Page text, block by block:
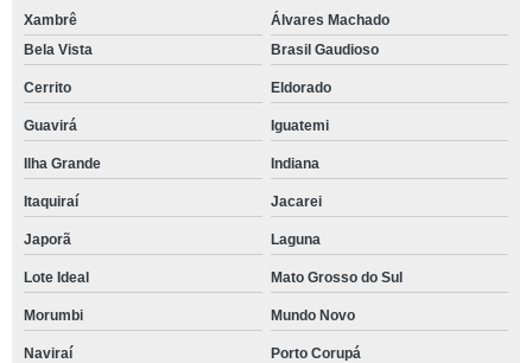
Xambrê
Álvares Machado
Bela Vista
Brasil Gaudioso
Cerrito Eldorado
Guavirá Iguatemi
Ilha Grande Indiana
Itaquiraí Jacarei
Japorã Laguna
Lote Ideal Mato Grosso do Sul
Morumbi Mundo Novo
Naviraí Porto Corupá